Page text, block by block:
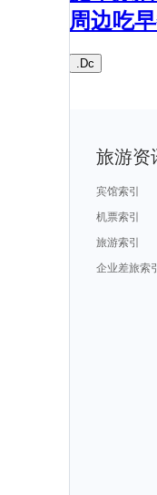
周边吃
.Dc
旅游资
宾馆索引
机票索引
旅游索引
企业差旅索